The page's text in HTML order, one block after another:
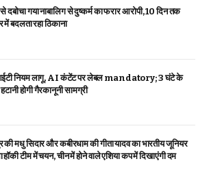
दबोचा गया नाबालिग से दुष्कर्म का फरार आरोपी, 10 दिन तक
बदलता रहा ठिकाना
नियम लागू, AI कंटेंट पर लेबल mandatory; 3 घंटे के
होगी गैरकानूनी सामग्री
मधु सिदार और कबीरधाम की गीता यादव का भारतीय जूनियर
हॉकी टीम में चयन, चीन में होने वाले एशिया कप में दिखाएंगी दम